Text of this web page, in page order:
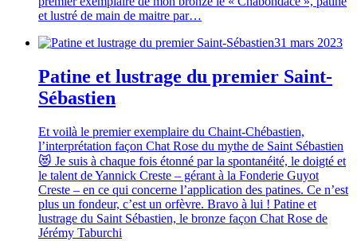
et lustré de main de maitre par…
31 mars 2023
Patine et lustrage du premier Saint-
Sébastien
Et voilà le premier exemplaire du Chaint-Chébastien,
l’interprétation façon Chat Rose du mythe de Saint Sébastien
😻 Je suis à chaque fois étonné par la spontanéité, le doigté et
le talent de Yannick Creste – gérant à la Fonderie Guyot
Creste – en ce qui concerne l’application des patines. Ce n’est
plus un fondeur, c’est un orfèvre. Bravo à lui ! Patine et
lustrage du Saint Sébastien, le bronze façon Chat Rose de
Jérémy Taburchi